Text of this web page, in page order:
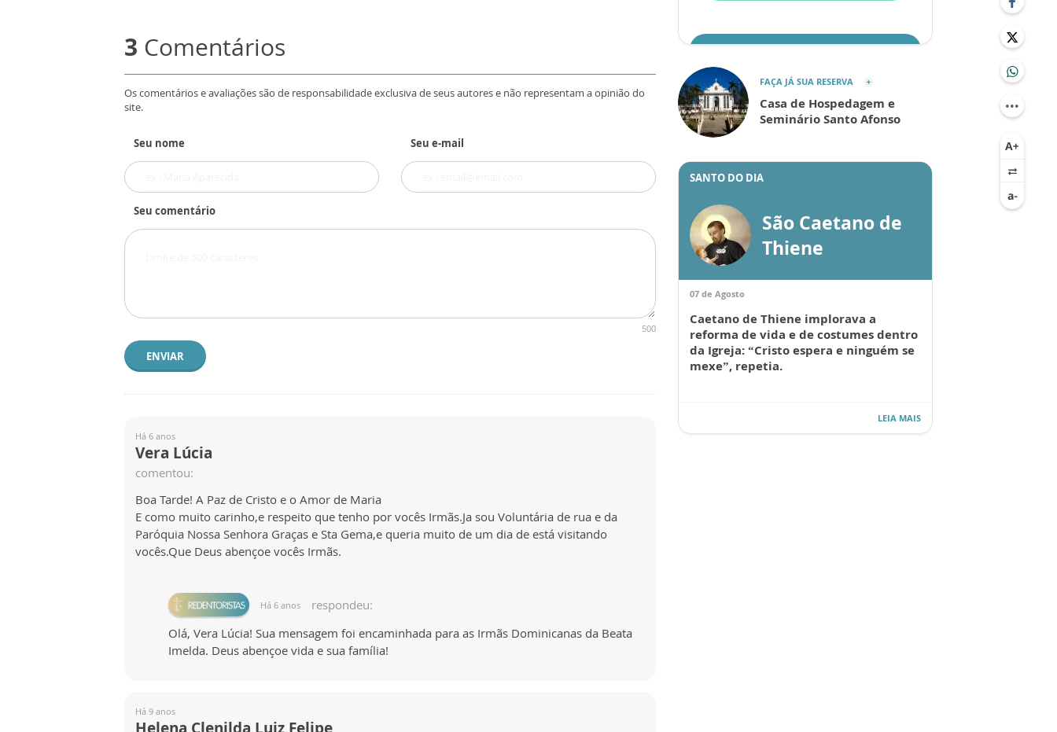
3 Comentários
Os comentários e avaliações são de responsabilidade exclusiva de seus autores e não representam a opinião do
site.
Seu nome Seu e-mail
Seu comentário
500
ENVIAR
Há 6 anos
Vera Lúcia
comentou:
Boa Tarde! A Paz de Cristo e o Amor de Maria
E como muito carinho,e respeito que tenho por vocês Irmãs.Ja sou Voluntária de rua e da
Paróquia Nossa Senhora Graças e Sta Gema,e queria muito de um dia de está visitando
vocês.Que Deus abençoe vocês Irmãs.
Há 6 anos
respondeu:
Olá, Vera Lúcia! Sua mensagem foi encaminhada para as Irmãs Dominicanas da Beata
Imelda. Deus abençoe vida e sua família!
Há 9 anos
ENVIAR
FAÇA JÁ SUA RESERVA
Casa de Hospedagem e
Seminário Santo Afonso
SANTO DO DIA
São Caetano de
Thiene
07 de Agosto
Caetano de Thiene implorava a
reforma de vida e de costumes dentro
da Igreja: “Cristo espera e ninguém se
mexe”, repetia.
LEIA MAIS